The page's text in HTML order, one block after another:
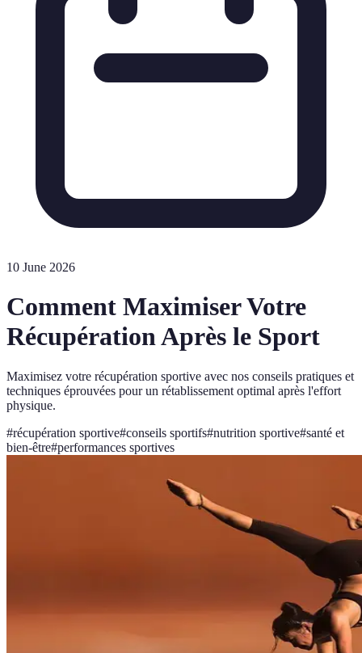
10 June 2026
Comment Maximiser Votre
Récupération Après le Sport
Maximisez votre récupération sportive avec nos conseils pratiques et
techniques éprouvées pour un rétablissement optimal après l'effort
physique.
#récupération sportive#conseils sportifs#nutrition sportive#santé et
bien-être#performances sportives